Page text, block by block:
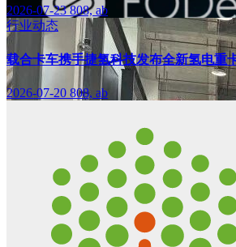
2026-07-23808, ab
行业动态
载合卡车携手捷氢科技发布全新氢电重
2026-07-20 808, ab